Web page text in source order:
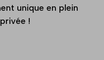
unique en plein
!